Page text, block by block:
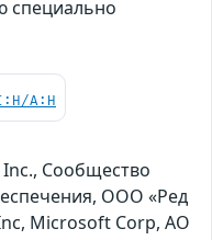
специально
A:H
Сообщество
ООО «Ред
Microsoft Corp, АО